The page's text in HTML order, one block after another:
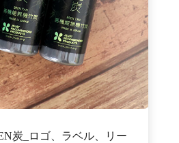
炭_ロゴ、ラベル、リー